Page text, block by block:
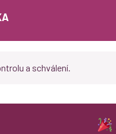
a schválení.